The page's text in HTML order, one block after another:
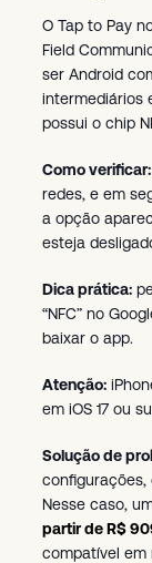
O Tap to Pay
Field
ser Android
intermediários
possui o chip
Como verificar:
redes, e em
a opção
esteja
Dica prática:
“NFC” no
baixar o app.
Atenção:
em iOS 17 ou
Solução de
configurações,
Nesse caso,
partir de R$
compatível em